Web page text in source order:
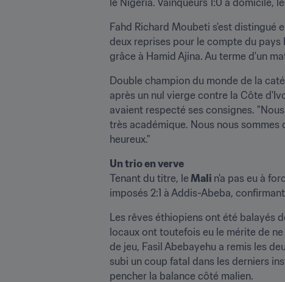
Fahd Richard Moubeti s'est distingué
deux reprises pour le compte du
grâce à Hamid Ajina. Au terme d'un
Double champion du monde de la
après un nul vierge contre la Côte
avaient respecté ses consignes.
très académique. Nous nous
heureux."
Un trio en verve
Tenant du titre, le Mali n'a pas eu à
imposés 2:1 à Addis-Abeba,
Les rêves éthiopiens ont été balayés
locaux ont toutefois eu le mérite de
de jeu, Fasil Abebayehu a remis les
subi un coup fatal dans les derniers
pencher la balance côté malien.